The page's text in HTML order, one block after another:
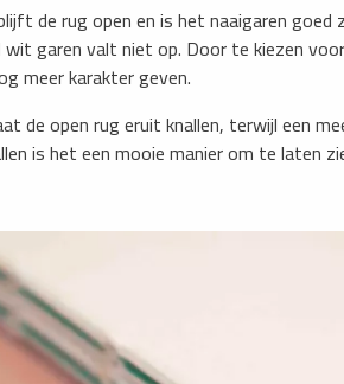
de rug open en is het naaigaren
garen valt niet op. Door te kiezen
meer karakter geven.
de open rug eruit knallen, terwijl een
is het een mooie manier om te laten